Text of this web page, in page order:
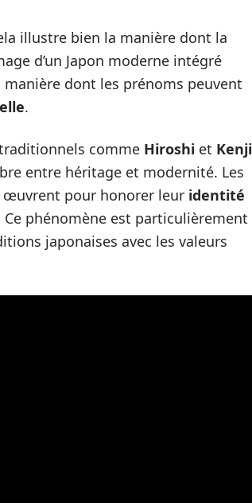
illustre bien la manière dont la
d’un Japon moderne intégré
dont les prénoms peuvent
.
comme Hiroshi et Kenji
entre héritage et modernité. Les
œuvrent pour honorer leur identité
phénomène est particulièrement
japonaises avec les valeurs